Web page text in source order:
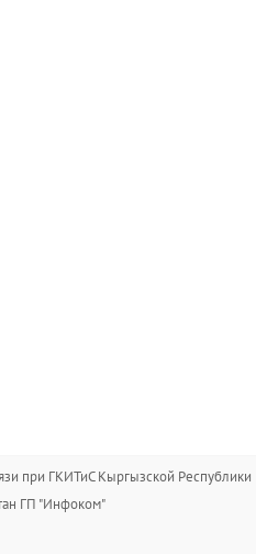
при ГКИТиС Кыргызской Республики
ГП "Инфоком"